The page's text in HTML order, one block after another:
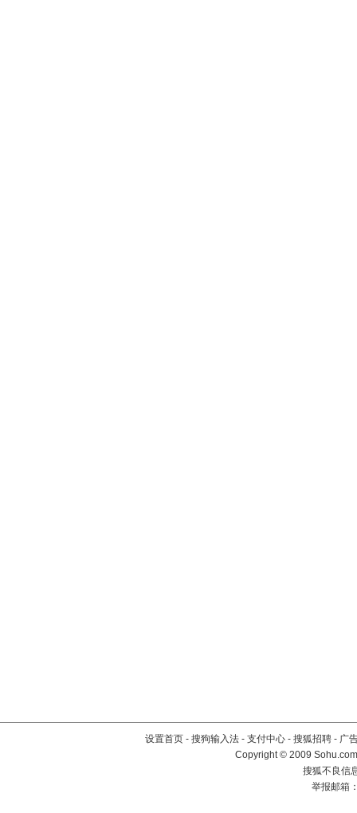
设置首页 - 搜狗输入法 - 支付中心 - 搜狐招聘 - 广
Copyright © 2009
搜狐不良信
举报邮箱